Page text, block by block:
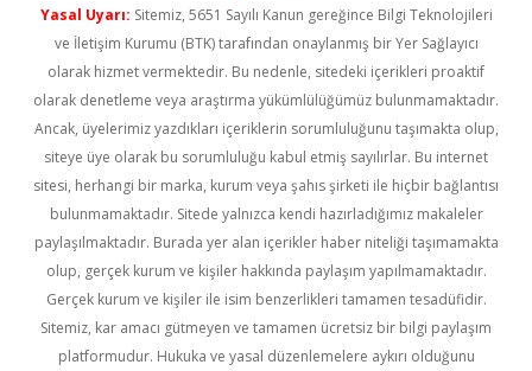
Yasal Uyarı: Sitemiz, 5651 Sayılı Kanun gereğince Bilgi Teknolojileri
ve İletişim Kurumu (BTK) tarafından onaylanmış bir Yer Sağlayıcı
olarak hizmet vermektedir. Bu nedenle, sitedeki içerikleri proaktif
olarak denetleme veya araştırma yükümlülüğümüz bulunmamaktadır.
Ancak, üyelerimiz yazdıkları içeriklerin sorumluluğunu taşımakta olup,
siteye üye olarak bu sorumluluğu kabul etmiş sayılırlar. Bu internet
sitesi, herhangi bir marka, kurum veya şahıs şirketi ile hiçbir bağlantısı
bulunmamaktadır. Sitede yalnızca kendi hazırladığımız makaleler
paylaşılmaktadır. Burada yer alan içerikler haber niteliği taşımamakta
olup, gerçek kurum ve kişiler hakkında paylaşım yapılmamaktadır.
Gerçek kurum ve kişiler ile isim benzerlikleri tamamen tesadüfidir.
Sitemiz, kar amacı gütmeyen ve tamamen ücretsiz bir bilgi paylaşım
platformudur. Hukuka ve yasal düzenlemelere aykırı olduğunu